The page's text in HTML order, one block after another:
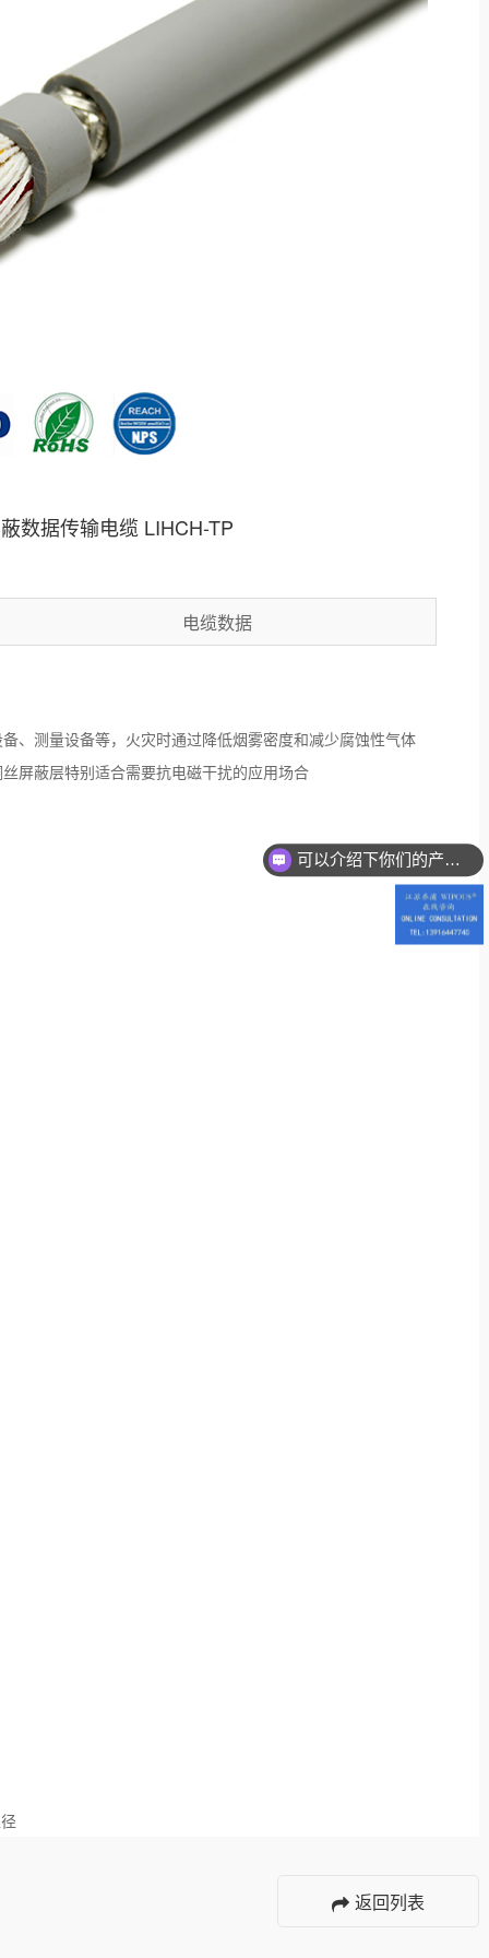
数据传输电缆 LIHCH-TP
电缆数据
、测量设备等，火灾时通过降低烟雾密度和减少腐蚀性气体
屏蔽层特别适合需要抗电磁干扰的应用场合
返回列表
可以介绍下你们的产品么？